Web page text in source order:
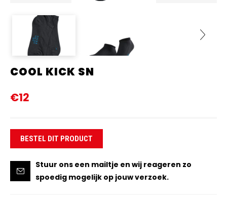
COOL KICK SN
€12
BESTEL DIT PRODUCT
Stuur ons een mailtje en wij reageren zo
spoedig mogelijk op jouw verzoek.